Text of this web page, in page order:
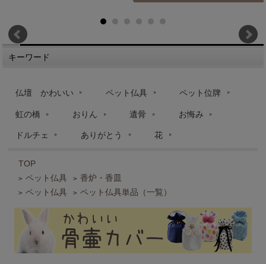
キーワード
仏壇 かわいい ペット仏具 ペット位牌
虹の橋 おりん 遺骨 お悔み
ドルチェ ありがとう 花
TOP
> ペット仏具 > 香炉・香皿
> ペット仏具 > ペット仏具単品（一覧）